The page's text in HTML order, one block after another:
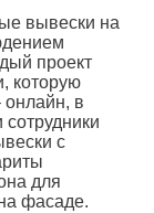
вывески на
проект
которую
в
с
для
фасаде.